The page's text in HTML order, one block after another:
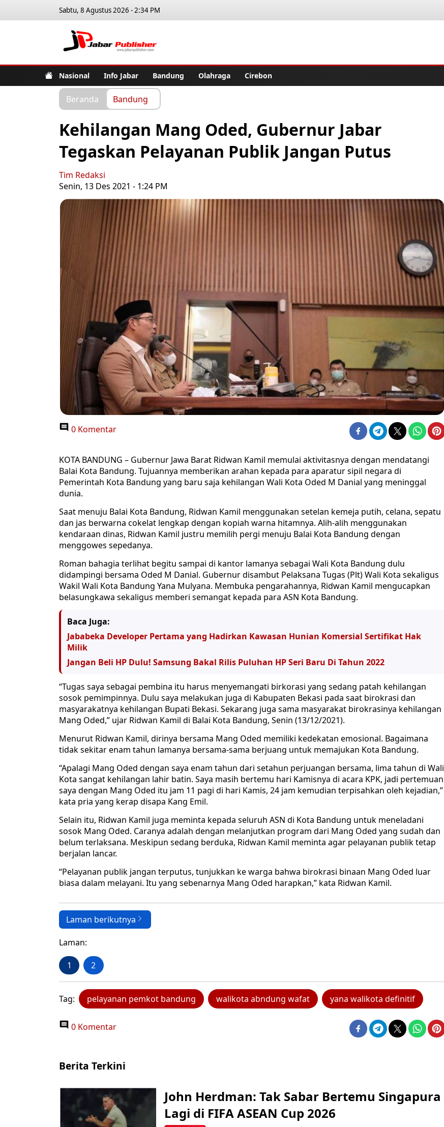
Sabtu, 8 Agustus 2026 - 2:34 PM
Nasional Info Jabar Bandung Olahraga Cirebon
Beranda Bandung
Kehilangan Mang Oded, Gubernur Jabar
Tegaskan Pelayanan Publik Jangan Putus
Tim Redaksi
Senin, 13 Des 2021 - 1:24 PM
0 Komentar
KOTA BANDUNG – Gubernur Jawa Barat Ridwan Kamil memulai aktivitasnya dengan mendatangi
Balai Kota Bandung. Tujuannya memberikan arahan kepada para aparatur sipil negara di
Pemerintah Kota Bandung yang baru saja kehilangan Wali Kota Oded M Danial yang meninggal
dunia.
Saat menuju Balai Kota Bandung, Ridwan Kamil menggunakan setelan kemeja putih, celana, sepatu
dan jas berwarna cokelat lengkap dengan kopiah warna hitamnya. Alih-alih menggunakan
kendaraan dinas, Ridwan Kamil justru memilih pergi menuju Balai Kota Bandung dengan
menggowes sepedanya.
Roman bahagia terlihat begitu sampai di kantor lamanya sebagai Wali Kota Bandung dulu
didampingi bersama Oded M Danial. Gubernur disambut Pelaksana Tugas (Plt) Wali Kota sekaligus
Wakil Wali Kota Bandung Yana Mulyana. Membuka pengarahannya, Ridwan Kamil mengucapkan
belasungkawa sekaligus memberi semangat kepada para ASN Kota Bandung.
Baca Juga:
Jababeka Developer Pertama yang Hadirkan Kawasan Hunian Komersial Sertifikat Hak
Milik
Jangan Beli HP Dulu! Samsung Bakal Rilis Puluhan HP Seri Baru Di Tahun 2022
“Tugas saya sebagai pembina itu harus menyemangati birkorasi yang sedang patah kehilangan
sosok pemimpinnya. Dulu saya melakukan juga di Kabupaten Bekasi pada saat birokrasi dan
masyarakatnya kehilangan Bupati Bekasi. Sekarang juga sama masyarakat birokrasinya kehilangan
Mang Oded,” ujar Ridwan Kamil di Balai Kota Bandung, Senin (13/12/2021).
Menurut Ridwan Kamil, dirinya bersama Mang Oded memiliki kedekatan emosional. Bagaimana
tidak sekitar enam tahun lamanya bersama-sama berjuang untuk memajukan Kota Bandung.
“Apalagi Mang Oded dengan saya enam tahun dari setahun perjuangan bersama, lima tahun di Wali
Kota sangat kehilangan lahir batin. Saya masih bertemu hari Kamisnya di acara KPK, jadi pertemuan
saya dengan Mang Oded itu jam 11 pagi di hari Kamis, 24 jam kemudian terpisahkan oleh kejadian,”
kata pria yang kerap disapa Kang Emil.
Selain itu, Ridwan Kamil juga meminta kepada seluruh ASN di Kota Bandung untuk meneladani
sosok Mang Oded. Caranya adalah dengan melanjutkan program dari Mang Oded yang sudah dan
belum terlaksana. Meskipun sedang berduka, Ridwan Kamil meminta agar pelayanan publik tetap
berjalan lancar.
“Pelayanan publik jangan terputus, tunjukkan ke warga bahwa birokrasi binaan Mang Oded luar
biasa dalam melayani. Itu yang sebenarnya Mang Oded harapkan,” kata Ridwan Kamil.
Laman berikutnya
Laman:
1 2
Tag: pelayanan pemkot bandung walikota abndung wafat yana walikota definitif
0 Komentar
Berita Terkini
John Herdman: Tak Sabar Bertemu Singapura
Lagi di FIFA ASEAN Cup 2026